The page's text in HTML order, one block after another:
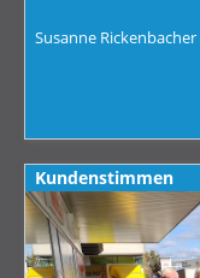
Susanne
Kundenstimmen